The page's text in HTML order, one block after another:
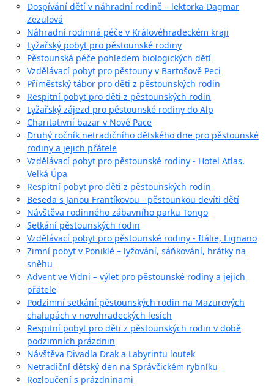
Dospívání dětí v náhradní rodině – lektorka Dagmar
Zezulová
Náhradní rodinná péče v Královéhradeckém kraji
Lyžařský pobyt pro pěstounské rodiny
Pěstounská péče pohledem biologických dětí
Vzdělávací pobyt pro pěstouny v Bartošově Peci
Příměstský tábor pro děti z pěstounských rodin
Respitní pobyt pro děti z pěstounských rodin
Lyžařský zájezd pro pěstounské rodiny do Alp
Charitativní bazar v Nové Pace
Druhý ročník netradičního dětského dne pro pěstounské
rodiny a jejich přátele
Vzdělávací pobyt pro pěstounské rodiny - Hotel Atlas,
Velká Úpa
Respitní pobyt pro děti z pěstounských rodin
Beseda s Janou Frantíkovou - pěstounkou devíti dětí
Návštěva rodinného zábavního parku Tongo
Setkání pěstounských rodin
Vzdělávací pobyt pro pěstounské rodiny - Itálie, Lignano
Zimní pobyt v Poniklé – lyžování, sáňkování, hrátky na
sněhu
Advent ve Vídni – výlet pro pěstounské rodiny a jejich
přátele
Podzimní setkání pěstounských rodin na Mazurových
chalupách v novohradeckých lesích
Respitní pobyt pro děti z pěstounských rodin v době
podzimních prázdnin
Návštěva Divadla Drak a Labyrintu loutek
Netradiční dětský den na Správčickém rybníku
Rozloučení s prázdninami